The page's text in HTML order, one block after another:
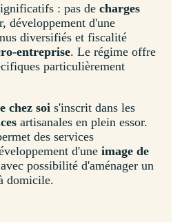
: pas de charges
développement d'une
diversifiés et fiscalité
entreprise. Le régime offre
particulièrement
chez soi s'inscrit dans les
artisanales en plein essor.
des services
d'une image de
possibilité d'aménager un
domicile.